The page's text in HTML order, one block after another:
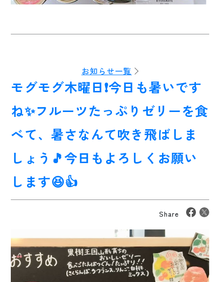
お知らせ一覧
モグモグ木曜日❗今日も暑いです
ね✨フルーツたっぷりゼリーを食
べて、暑さなんて吹き飛ばしま
しょう🎵今日もよろしくお願い
します😆👍
Share